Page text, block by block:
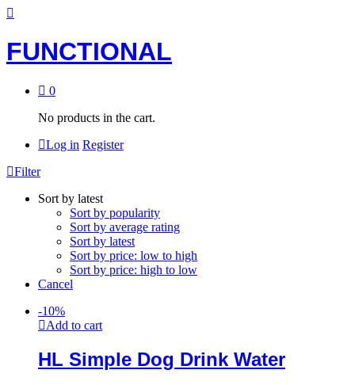
FUNCTIONAL
0
No products in the cart.
Log in Register
Filter
Sort by latest
Sort by popularity
Sort by average rating
Sort by latest
Sort by price: low to high
Sort by price: high to low
Cancel
-10%
Add to cart
HL Simple Dog Drink Water